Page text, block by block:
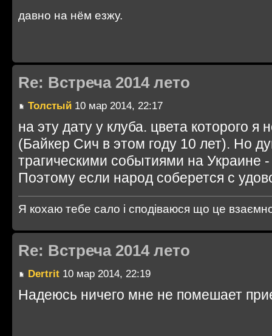
давно на нём езжу.
Re: Встреча 2014 лето
Толстый 10 мар 2014, 22:17
на эту дату у клуба. цвета которого я
(Байкер Сич в этом году 10 лет). Но
трагическими событиями на Украине -
Поэтому если народ соберется с
Я кохаю тебе сало і сподіваюся що це
Re: Встреча 2014 лето
Dertrit 10 мар 2014, 22:19
Надеюсь ничего мне не помешает